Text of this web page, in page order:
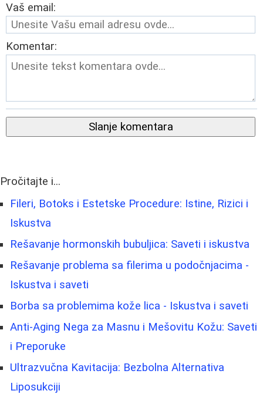
Vaš email:
Komentar:
Slanje komentara
Pročitajte i...
Fileri, Botoks i Estetske Procedure: Istine, Rizici i
Iskustva
Rešavanje hormonskih bubuljica: Saveti i iskustva
Rešavanje problema sa filerima u podočnjacima -
Iskustva i saveti
Borba sa problemima kože lica - Iskustva i saveti
Anti-Aging Nega za Masnu i Mešovitu Kožu: Saveti
i Preporuke
Ultrazvučna Kavitacija: Bezbolna Alternativa
Liposukciji